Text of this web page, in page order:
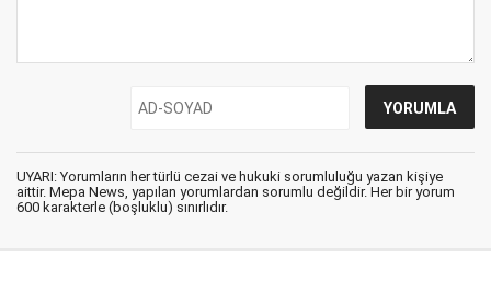
UYARI: Yorumların her türlü cezai ve hukuki sorumluluğu yazan kişiye
aittir. Mepa News, yapılan yorumlardan sorumlu değildir. Her bir yorum
600 karakterle (boşluklu) sınırlıdır.